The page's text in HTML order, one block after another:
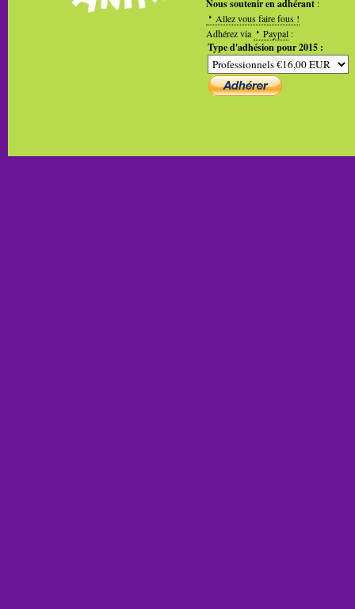
Nous soutenir en adhérant :
Allez vous faire fous !
Adhérez via
Paypal :
Type d'adhésion pour 2015 :